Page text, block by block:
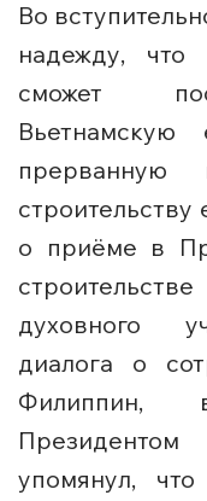
Во
надежду, что
сможет
прерванную
строительству
о приёме в
духовного
диалога о
Филиппин,
упомянул,